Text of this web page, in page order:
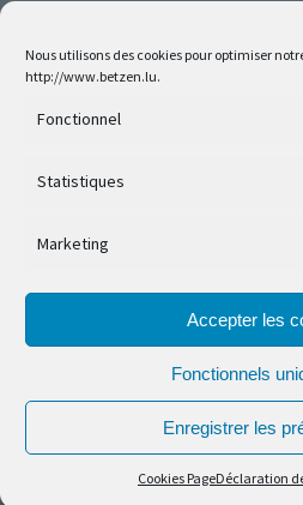
Nous utilisons des cookies pour optimiser
http://www.betzen.lu.
Fonctionnel
Statistiques
Marketing
Accepter les
Fonctionnels
Enregistrer les
Cookies PageDéclaration
Follow us on social media
© Ferronnerie d'Art